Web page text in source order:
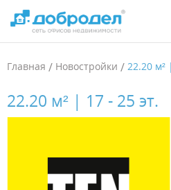
Главная / Новостройки / 22.20 м²
22.20 м² | 17 - 25 эт.